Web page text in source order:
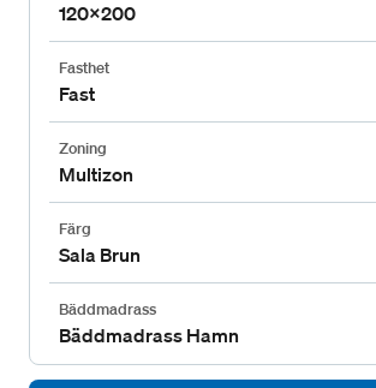
120x200
Fasthet
Fast
Zoning
Multizon
Färg
Sala Brun
Bäddmadrass
Bäddmadrass Hamn